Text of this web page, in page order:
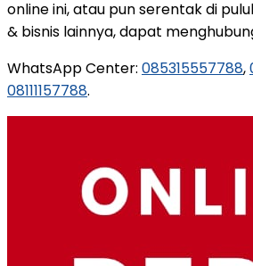
online ini, atau pun serentak di
& bisnis lainnya, dapat
WhatsApp Center: 085315557788,
08111157788.